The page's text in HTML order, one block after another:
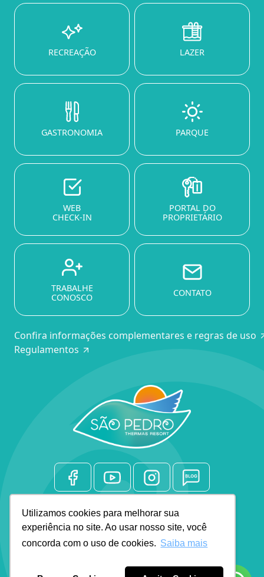
Utilizamos cookies para melhorar sua
experiência no site. Ao usar nosso site, você
concorda com o uso de cookies. Saiba mais
RECREAÇÃO LAZER
GASTRONOMIA PARQUE
WEB
CHECK-IN
PORTAL DO
PROPRIETÁRIO
TRABALHE
CONOSCO
CONTATO
Confira informações complementares e regras de uso
Regulamentos
Rodovia SP 304, Km 189
Fazenda Limoeiro, s/nº, São Pedro/SP
Central de Reservas: (19) 3370-7781